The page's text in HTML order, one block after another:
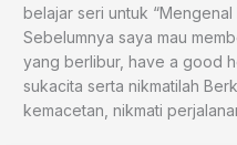
belajar seri untuk “Mengenal
Sebelumnya saya mau
yang berlibur, have a good
sukacita serta nikmatilah
kemacetan, nikmati